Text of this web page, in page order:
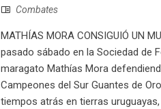
Combates
MATHÍAS MORA CONSIGUIÓ UN
pasado sábado en la Sociedad de
maragato Mathías Mora
Campeones del Sur Guantes de
tiempos atrás en tierras